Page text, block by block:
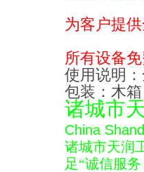
为客户提
所有设备
使用说明
包装：木箱
诸城市
China
诸城市天润
足“诚信服